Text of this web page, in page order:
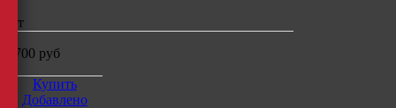
шт
8700 руб
Купить
Добавлено